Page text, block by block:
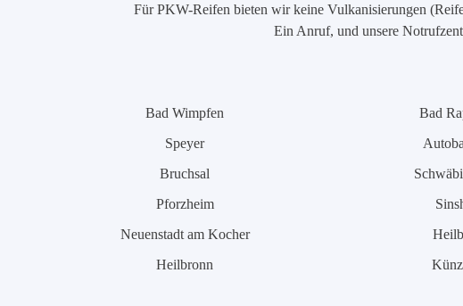
Für PKW-Reifen bieten wir keine Vulkanisierungen
Ein Anruf, und unsere
Bad Wimpfen
Speyer
Bruchsal
Pforzheim
Neuenstadt am Kocher
Heilbronn
Bad